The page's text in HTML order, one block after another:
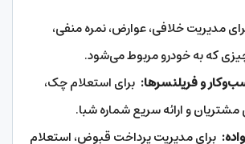
مدیریت خلافی، عوارض، نمره منفی،
که به خودرو مربوط می‌شود.
و فریلنسرها: برای استعلام چک،
مشتریان و ارائه سریع شماره شبا.
برای مدیریت پرداخت قبوض، استعلام